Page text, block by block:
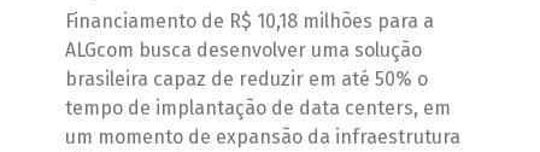
Financiamento de R$ 10,18 milhões para a
ALGcom busca desenvolver uma solução
brasileira capaz de reduzir em até 50% o
tempo de implantação de data centers, em
um momento de expansão da infraestrutura